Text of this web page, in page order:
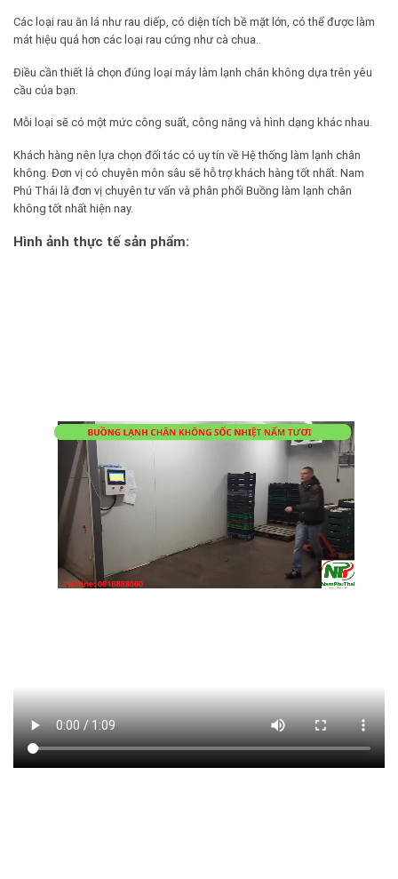
Các loại rau ăn lá như rau diếp, có diện tích bề mặt lớn, có thể được làm
mát hiệu quả hơn các loại rau cứng như cà chua..
Điều cần thiết là chọn đúng loại máy làm lạnh chân không dựa trên yêu
cầu của bạn.
Mỗi loại sẽ có một mức công suất, công năng và hình dạng khác nhau.
Khách hàng nên lựa chọn đối tác có uy tín về Hệ thống làm lạnh chân
không. Đơn vị có chuyên môn sâu sẽ hỗ trợ khách hàng tốt nhất. Nam
Phú Thái là đơn vị chuyên tư vấn và phân phối Buồng làm lạnh chân
không tốt nhất hiện nay.
Hình ảnh thực tế sản phẩm: